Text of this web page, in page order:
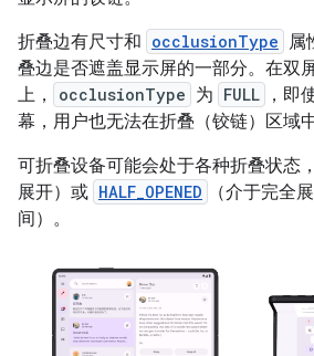
折叠边有尺寸和 occlusionType
属
叠边是否遮盖显示屏的一部分。在双
上，
occlusionType 为 FULL
，即
幕，用户也无法在折叠（铰链）区域
可折叠设备可能会处于各种折叠状态
展开）或 HALF_OPENED
（介于完全
间）。